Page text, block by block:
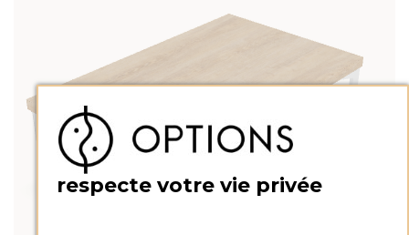
respecte votre vie privée